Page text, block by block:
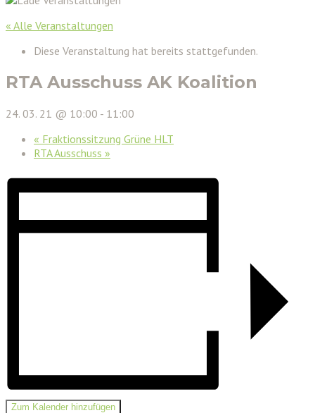
« Alle Veranstaltungen
Diese Veranstaltung hat bereits stattgefunden.
RTA Ausschuss AK Koalition
24. 03. 21 @ 10:00 - 11:00
« Fraktionssitzung Grüne HLT
RTA Ausschuss »
Zum Kalender hinzufügen